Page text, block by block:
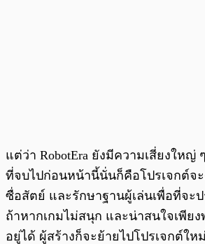
แต่ว่า RobotEra ยังมีความเสี่ยงใหญ่
ที่จบไปก่อนหน้านี้นั่นก็คือโปรเจกต์จ
ซื่อสัตย์ และรักษาฐานผู้เล่นเพื่อที่จะป
ถ้าหากเกมไม่สนุก และน่าสนใจเพีย
อยู่ได้ ผู้สร้างก็จะย้ายไปโปรเจกต์ให